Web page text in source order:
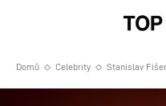
Domů Celebrity Stanislav